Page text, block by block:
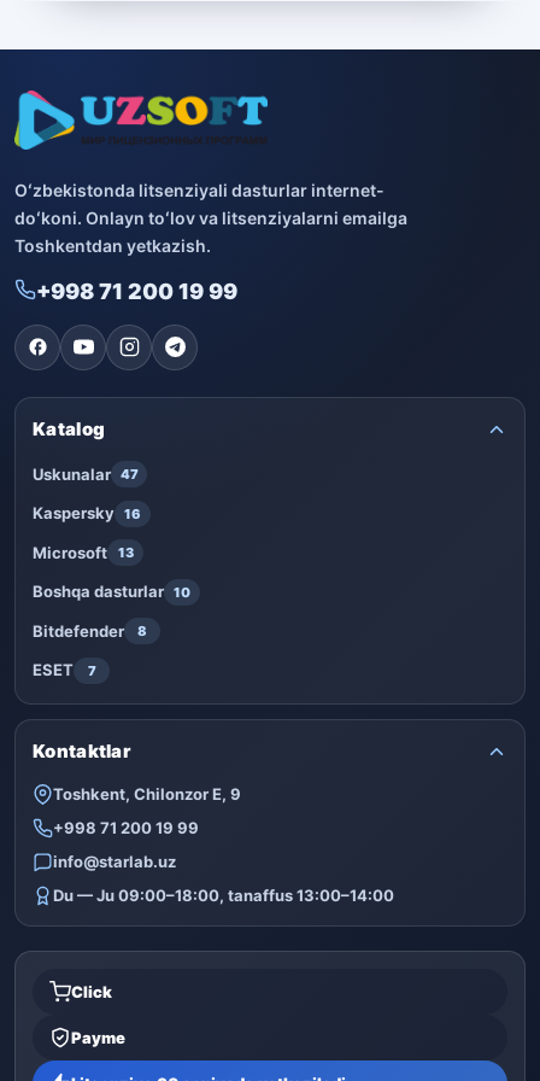
10
ESET
PRO32
Dr.Web
Jivo
Oʻzbekistonda litsenziyali dasturlar internet-
doʻkoni. Onlayn toʻlov va litsenziyalarni emailga
Toshkentdan yetkazish.
+998 71 200 19 99
Katalog
Uskunalar 47
Kaspersky 16
Microsoft 13
Boshqa dasturlar 10
Bitdefender 8
ESET 7
Kontaktlar
Toshkent, Chilonzor E, 9
+998 71 200 19 99
info@starlab.uz
Du — Ju 09:00–18:00, tanaffus 13:00–14:00
Click
Payme